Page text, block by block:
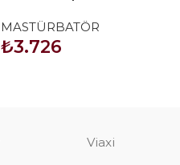
MASTÜRBATÖR
₺3.726
Viaxi